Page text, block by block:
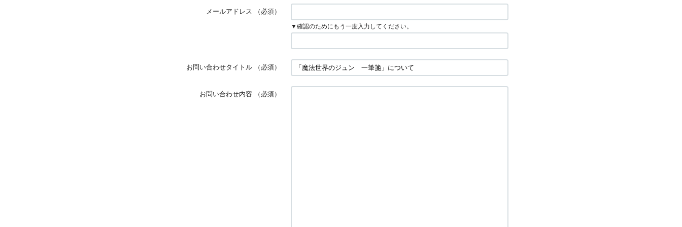
メールアドレス （必須）
▼確認のためにもう一度入力してください。
お問い合わせタイトル （必須）
お問い合わせ内容 （必須）